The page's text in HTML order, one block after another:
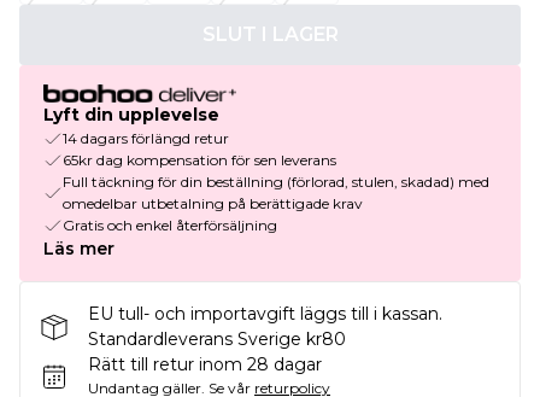
SLUT I LAGER
Lyft din upplevelse
14 dagars förlängd retur
65kr dag kompensation för sen leverans
Full täckning för din beställning (förlorad, stulen, skadad) med
omedelbar utbetalning på berättigade krav
Gratis och enkel återförsäljning
Läs mer
EU tull- och importavgift läggs till i kassan.
Standardleverans Sverige kr80
Rätt till retur inom 28 dagar
Undantag gäller. Se vår returpolicy